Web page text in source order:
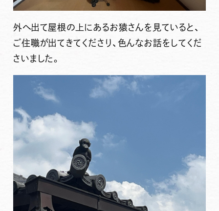
外へ出て屋根の上にあるお猿さんを見ていると、
ご住職が出てきてくださり、色んなお話をしてくだ
さいました。